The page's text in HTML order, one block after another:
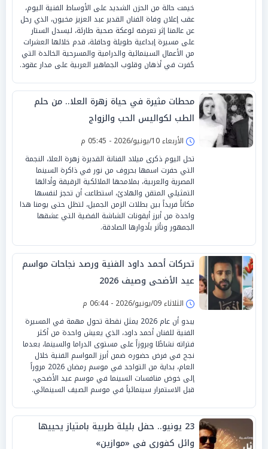
خيمت حالة من الحزن الشديد على الأوساط الفنية اليوم،
عقب إعلان وفاة الفنان القدير عبد العزيز مخيون، الذي رحل
عن عالمنا إثر تعرضه لوعكة صحية طارئة، ليسدل الستار
على مسيرة إبداعية طويلة وحافلة، قدم خلالها العشرات
من الأعمال السينمائية والدرامية والمسرحية الخالدة التي
حُفرت في أذهان وقلوب الجماهير العربية على مدار عقود.
محطات مثيرة في حياة زهرة العلا.. من حلم
الطب لكواليس الحب والزواج
الأربعاء 10/يونيو/2026 - 05:45 م
تحل اليوم ذكرى ميلاد الفنانة القديرة زهرة العلا، النجمة
التي حفرت اسمها بحروف من نور في ذاكرة السينما
المصرية والعربية، بملامحها الملائكية الرقيقة وأدائها
التمثيلي المتقن والهادئ، استطاعت أن تحجز لنفسها
مكاناً فريداً بين بطلات الزمن الجميل، لتظل حتى يومنا هذا
واحدة من أبرز أيقونات الشاشة الفضية التي عشقها
الجمهور وتأثر بأدوارها الصادقة.
تحركات أحمد داود الفنية ورصد نجاحات مواسم
عيد الأضحى وصيف 2026
الثلاثاء 09/يونيو/2026 - 06:44 م
يبدو أن عام 2026 يمثل نقطة تحول مهمة في المسيرة
الفنية للفنان أحمد داود، الذي يعيش واحدة من أكثر
فتراته نشاطًا وبروزاً على مستوى الدراما والسينما، بعدما
نجح في فرض حضوره ضمن أبرز المواسم الفنية خلال
العام، بداية من التواجد في موسم رمضان 2026 مروراً
إلى خوض منافسات السينما في موسم عيد الأضحى،
قبل الاستمرار سينمائياً في موسم الصيف السينمائي.
23 يونيو.. حفل بليلة طربية بامتياز يحييها
وائل كفوري في «موازين»